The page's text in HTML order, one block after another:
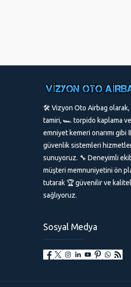
🛠️ Vizyon Oto Airbag olarak,
tamiri, 🏎️ torpido kaplama
emniyet kemeri onarımı gibi
güvenlik sistemleri
sunuyoruz. 🔧 Deneyimli
müşteri memnuniyetini ön
tutarak 🏆 güvenilir ve
sağlıyoruz.
Sosyal Medya